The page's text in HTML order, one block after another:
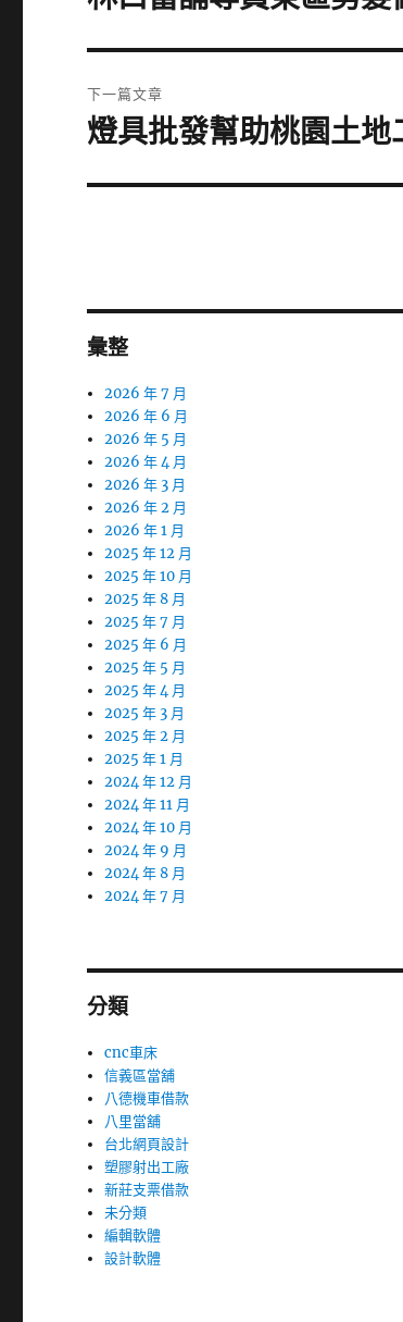
篇
文
章:
下一篇文章
下
篇
燈具批發幫助桃園土
彙整
2026 年 7 月
2026 年 6 月
2026 年 5 月
2026 年 4 月
2026 年 3 月
2026 年 2 月
2026 年 1 月
2025 年 12 月
2025 年 10 月
2025 年 8 月
2025 年 7 月
2025 年 6 月
2025 年 5 月
2025 年 4 月
2025 年 3 月
2025 年 2 月
2025 年 1 月
2024 年 12 月
2024 年 11 月
2024 年 10 月
2024 年 9 月
2024 年 8 月
2024 年 7 月
分類
cnc車床
信義區當舖
八德機車借款
八里當舖
台北網頁設計
塑膠射出工廠
新莊支票借款
未分類
編輯軟體
設計軟體